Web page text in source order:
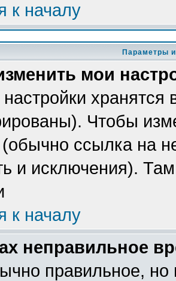
к началу
Параметры
мои
Чтобы
(обычно ссылка на
и исключения).
к началу
неправильное
правильное,